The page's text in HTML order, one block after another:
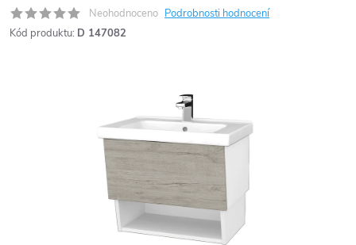
Neohodnoceno Podrobnosti hodnocení
Kód produktu: D 147082